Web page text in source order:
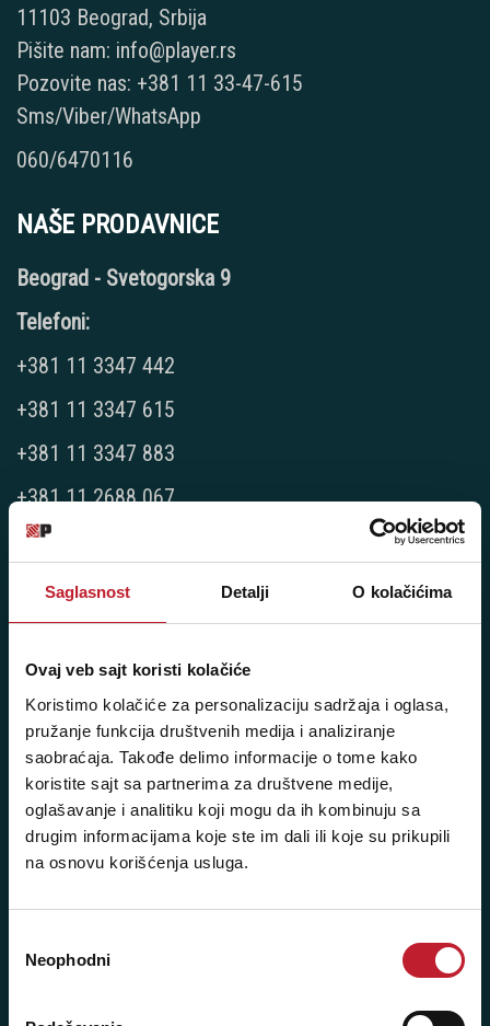
Saglasnost Detalji O kolačićima
Ovaj veb sajt koristi kolačiće
Koristimo kolačiće za personalizaciju sadržaja i oglasa,
pružanje funkcija društvenih medija i analiziranje
saobraćaja. Takođe delimo informacije o tome kako
koristite sajt sa partnerima za društvene medije,
oglašavanje i analitiku koji mogu da ih kombinuju sa
drugim informacijama koje ste im dali ili koje su prikupili
na osnovu korišćenja usluga.
сагласности
Neophodni
11103 Beograd, Srbija
Pišite nam: info@player.rs
Pozovite nas: +381 11 33-47-615
Sms/Viber/WhatsApp
060/6470116
NAŠE PRODAVNICE
Beograd - Svetogorska 9
Telefoni:
+381 11 3347 442
+381 11 3347 615
+381 11 3347 883
+381 11 2688 067
+381 11 2688 068
+381 11 2688 069
Radno vreme:
Ponedeljak - Petak: 9:00 - 20:00
Subota: 10:00 - 17:00
Nedelja: Ne radimo
Novi Beograd - Milutina Milankovića 120D
+381 11 7777 270